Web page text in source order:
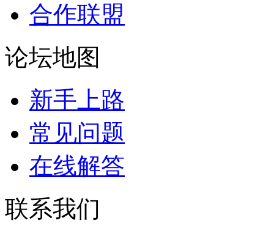
合作联盟
论坛地图
新手上路
常见问题
在线解答
联系我们